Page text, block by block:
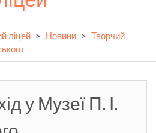
ліцей > Новини > Творчий
у Музеї П. І.